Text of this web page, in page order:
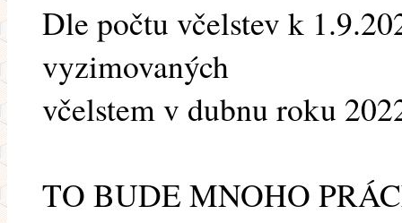
Dle počtu včelstev k
vyzimovaných
včelstem v dubnu roku
TO BUDE MNOHO